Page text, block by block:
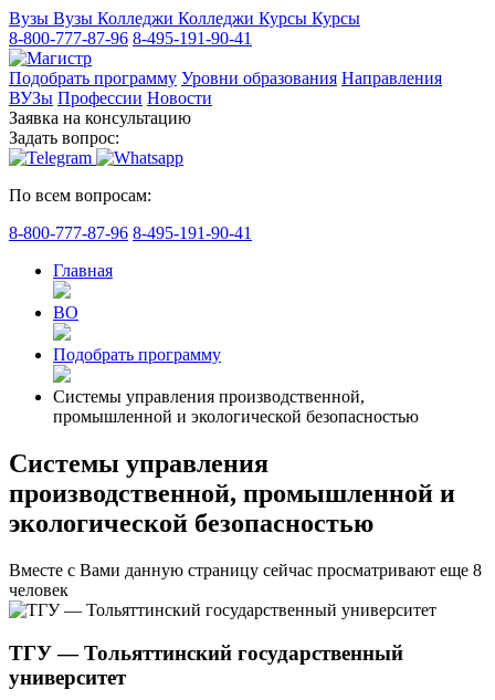
Вузы Вузы Колледжи Колледжи Курсы Курсы
8-800-777-87-96 8-495-191-90-41
Подобрать программу Уровни образования Направления
ВУЗы Профессии Новости
Заявка на консультацию
Задать вопрос:
По всем вопросам:
8-800-777-87-96 8-495-191-90-41
Главная
ВО
Подобрать программу
Системы управления производственной,
промышленной и экологической безопасностью
Системы управления
производственной, промышленной и
экологической безопасностью
Вместе с Вами данную страницу сейчас просматривают еще 8
человек
ТГУ — Тольяттинский государственный
университет